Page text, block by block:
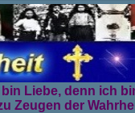
Liebe, denn ich
Zeugen der